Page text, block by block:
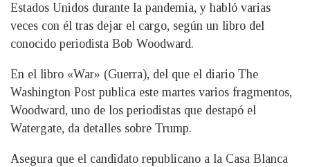
Estados Unidos durante la pandemia, y habló varias
veces con él tras dejar el cargo, según un libro del
conocido periodista Bob Woodward.
En el libro «War» (Guerra), del que el diario The
Washington Post publica este martes varios fragmentos,
Woodward, uno de los periodistas que destapó el
Watergate, da detalles sobre Trump.
Asegura que el candidato republicano a la Casa Blanca